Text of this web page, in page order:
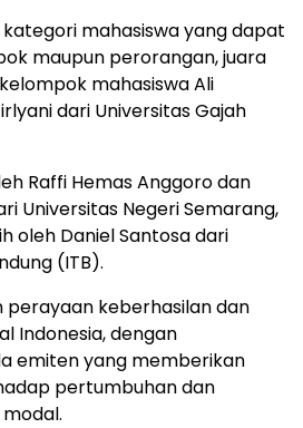
mahasiswa yang dapat
maupun perorangan, juara
mahasiswa Ali
dari Universitas Gajah
Raffi Hemas Anggoro dan
Universitas Negeri Semarang,
oleh Daniel Santosa dari
(ITB).
perayaan keberhasilan dan
Indonesia, dengan
emiten yang memberikan
pertumbuhan dan